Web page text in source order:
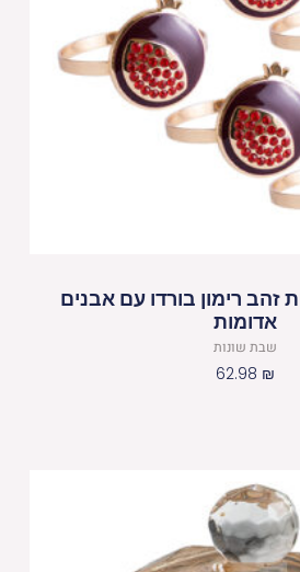
זהב רימון בורדו עם אבנים
אדומות
שבת שונות
62.98 ₪